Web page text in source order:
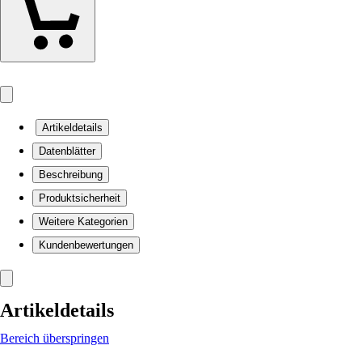
Artikeldetails
Datenblätter
Beschreibung
Produktsicherheit
Weitere Kategorien
Kundenbewertungen
Artikeldetails
Bereich überspringen